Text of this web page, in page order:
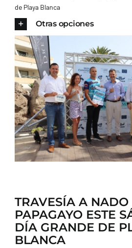
AYUNTAMIENTO
TURISMO
CONTACTO
de Playa Blanca
Otras opciones
TRAVESÍA A NADO
PAPAGAYO ESTE
DÍA GRANDE DE
BLANCA